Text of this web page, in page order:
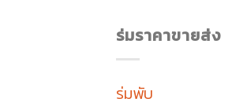
ร่มราคาขายส่ง
ร่มพับ